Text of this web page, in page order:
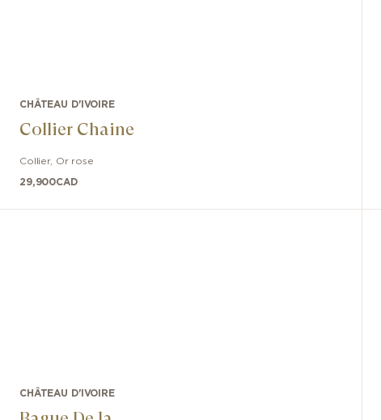
CHÂTEAU D'IVOIRE
Collier Chaine
Collier, Or rose
29,900CAD
CHÂTEAU D'IVOIRE